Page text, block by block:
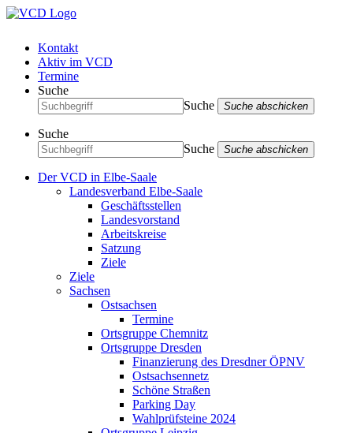
Kontakt
Aktiv im VCD
Termine
Suche
Suche
Suche abschicken
Suche
Suche
Suche abschicken
Der VCD in Elbe-Saale
Landesverband Elbe-Saale
Geschäftsstellen
Landesvorstand
Arbeitskreise
Satzung
Ziele
Ziele
Sachsen
Ostsachsen
Termine
Ortsgruppe Chemnitz
Ortsgruppe Dresden
Finanzierung des Dresdner ÖPNV
Ostsachsennetz
Schöne Straßen
Parking Day
Wahlprüfsteine 2024